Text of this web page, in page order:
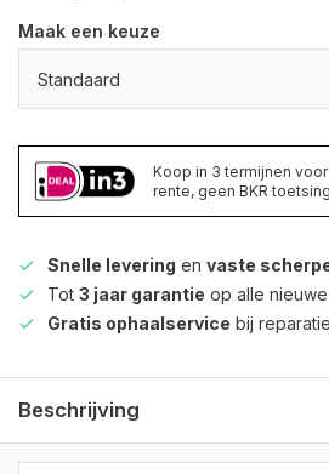
Maak een keuze
Standaard
Koop in 3 termijnen voor
rente, geen BKR
Snelle levering en vaste
Tot 3 jaar garantie op alle
Gratis ophaalservice bij reparatie
Beschrijving